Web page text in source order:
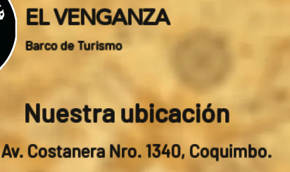
EL VENGANZA
Barco de Turismo
Nuestra ubicación
Av. Costanera Nro. 1340, Coquimbo.